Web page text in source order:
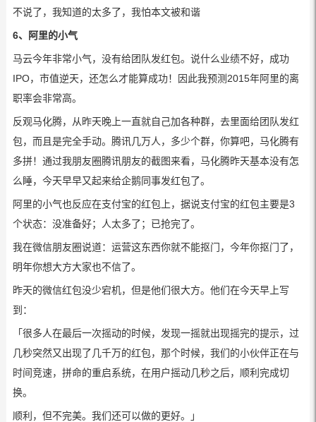
不说了，我知道的太多了，我怕本文被和谐
6、阿里的小气
马云今年非常小气，没有给团队发红包。说什么业绩不好，成功
IPO，市值逆天，还怎么才能算成功！因此我预测2015年阿里的离
职率会非常高。
反观马化腾，从昨天晚上一直就自己加各种群，去里面给团队发红
包，而且是完全手动。腾讯几万人，多少个群，你算吧，马化腾有
多拼！通过我朋友圈腾讯朋友的截图来看，马化腾昨天基本没有怎
么睡，今天早早又起来给企鹅同事发红包了。
阿里的小气也反应在支付宝的红包上，据说支付宝的红包主要是3
个状态：没准备好；人太多了；已抢完了。
我在微信朋友圈说道：运营这东西你就不能抠门，今年你抠门了，
明年你想大方大家也不信了。
昨天的微信红包没少宕机，但是他们很大方。他们在今天早上写
到：
「很多人在最后一次摇动的时候，发现一摇就出现摇完的提示，过
几秒突然又出现了几千万的红包，那个时候，我们的小伙伴正在与
时间竞速，拼命的重启系统，在用户摇动几秒之后，顺利完成切
换。
顺利，但不完美。我们还可以做的更好。」